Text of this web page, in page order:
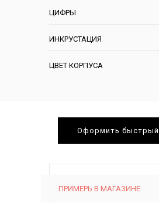
ЦИФРЫ
ИНКРУСТАЦИЯ
ЦВЕТ КОРПУСА
Оформить быстрый
ПРИМЕРЬ В МАГАЗИНЕ